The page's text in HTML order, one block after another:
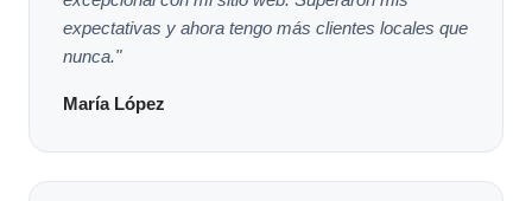
expectativas y ahora tengo más clientes locales que
nunca."
María López